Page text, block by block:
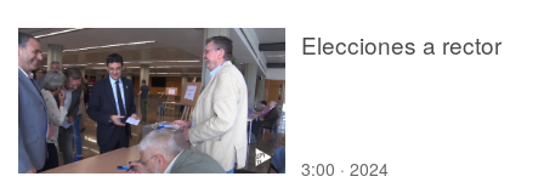
Elecciones a rector
3:00 · 2024